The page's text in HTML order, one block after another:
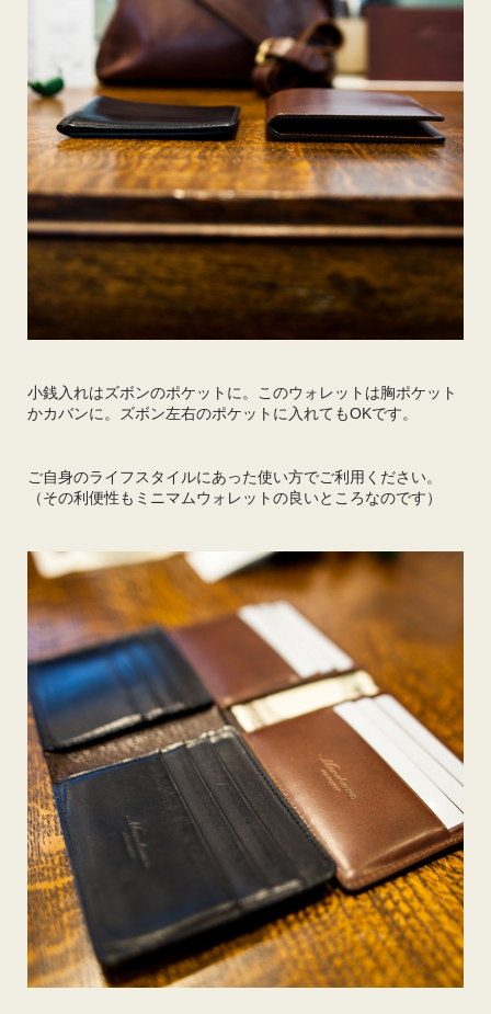
小銭入れはズボンのポケットに。このウォレットは胸ポケット
かカバンに。ズボン左右のポケットに入れてもOKです。
ご自身のライフスタイルにあった使い方でご利用ください。
（その利便性もミニマムウォレットの良いところなのです）